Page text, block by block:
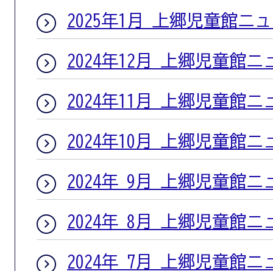
2025年1月 上郷児童館ニ
2024年12月 上郷児童館ニ
2024年11月 上郷児童館ニ
2024年10月 上郷児童館ニ
2024年 9月 上郷児童館ニ
2024年 8月 上郷児童館ニ
2024年 7月 上郷児童館ニ